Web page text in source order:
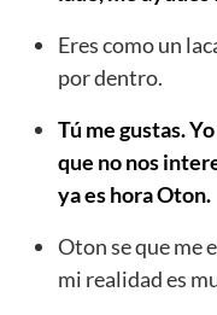
Eres como un
por dentro.
Tú me gustas.
que no nos
ya es hora Oton.
Oton se que me
mi realidad es